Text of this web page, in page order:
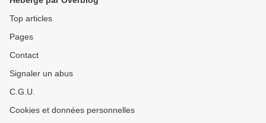
Top articles
Pages
Contact
Signaler un abus
C.G.U.
Cookies et données personnelles